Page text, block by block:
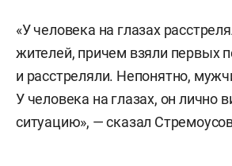
«У человека на глазах
жителей, причем взяли первых
и расстреляли. Непонятно,
У человека на глазах, он лично
ситуацию», — сказал